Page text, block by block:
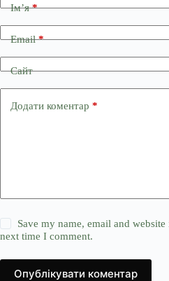
Ім’я*
Email*
Сайт
Додати коментар *
Save my name, email and
next time I comment.
Опублікувати коментар